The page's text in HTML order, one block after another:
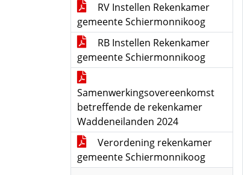
RV Instellen Rekenkamer
gemeente Schiermonnikoog
RB Instellen Rekenkamer
gemeente Schiermonnikoog
Samenwerkingsovereenkomst
betreffende de rekenkamer
Waddeneilanden 2024
Verordening rekenkamer
gemeente Schiermonnikoog